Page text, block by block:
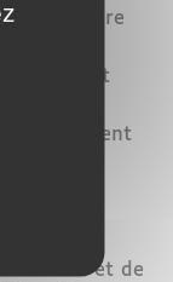
La première
les
soutenir et
attachement
cultures et de